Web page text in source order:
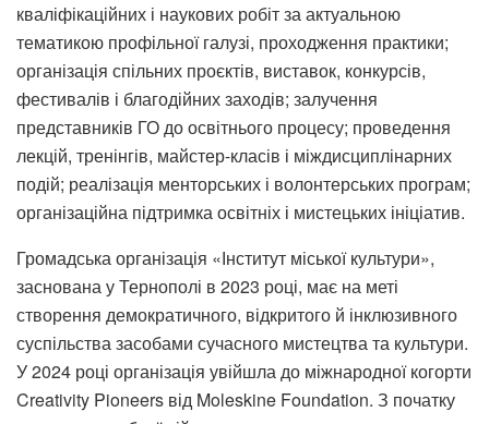
кваліфікаційних і наукових робіт за актуальною
тематикою профільної галузі, проходження практики;
організація спільних проєктів, виставок, конкурсів,
фестивалів і благодійних заходів; залучення
представників ГО до освітнього процесу; проведення
лекцій, тренінгів, майстер-класів і міждисциплінарних
подій; реалізація менторських і волонтерських програм;
організаційна підтримка освітніх і мистецьких ініціатив.
Громадська організація «Інститут міської культури»,
заснована у Тернополі в 2023 році, має на меті
створення демократичного, відкритого й інклюзивного
суспільства засобами сучасного мистецтва та культури.
У 2024 році організація увійшла до міжнародної когорти
Creativity Pioneers від Moleskine Foundation. З початку